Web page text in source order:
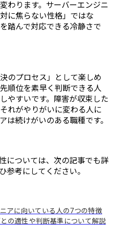
わります。サーバーエンジニ
に焦らない性格」ではな
踏んで対応できる冷静さで
のプロセス」として楽しめ
順位を素早く判断できる人
やすいです。障害が収束した
れがやりがいに変わる人に
は続けがいのある職種です。
については、次の記事でも詳
参考にしてください。
アに向いている人の7つの特徴
との適性や判断基準について解説